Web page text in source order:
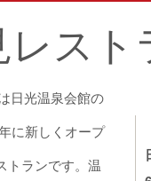
レスト
日光温泉会館の
に新しくオープ
トランです。温